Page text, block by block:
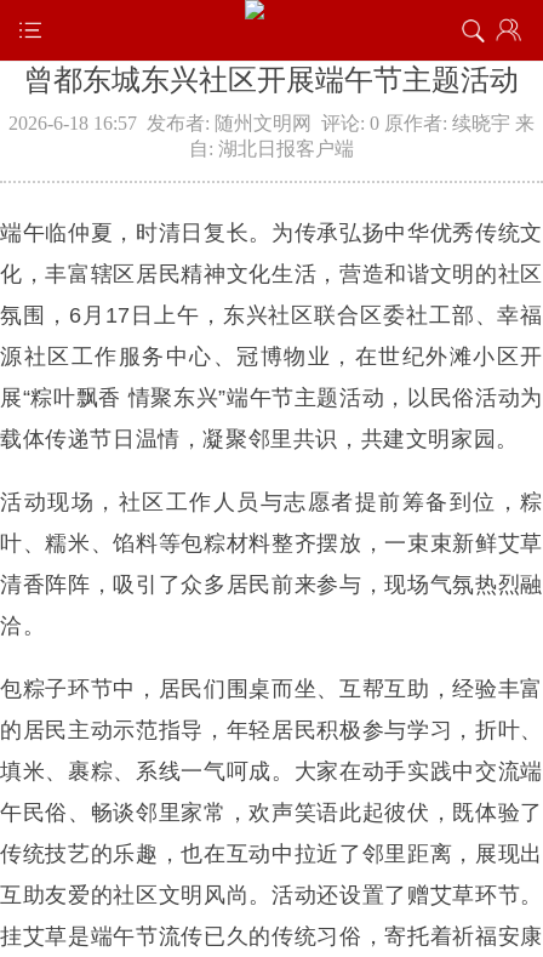
曾都东城东兴社区开展端午节主题活动
2026-6-18 16:57 发布者: 随州文明网 评论: 0 原作者: 续晓宇 来
自: 湖北日报客户端
端午临仲夏，时清日复长。为传承弘扬中华优秀传统文
化，丰富辖区居民精神文化生活，营造和谐文明的社区
氛围，6月17日上午，东兴社区联合区委社工部、幸福
源社区工作服务中心、冠博物业，在世纪外滩小区开
展“粽叶飘香 情聚东兴”端午节主题活动，以民俗活动为
载体传递节日温情，凝聚邻里共识，共建文明家园。
活动现场，社区工作人员与志愿者提前筹备到位，粽
叶、糯米、馅料等包粽材料整齐摆放，一束束新鲜艾草
清香阵阵，吸引了众多居民前来参与，现场气氛热烈融
洽。
包粽子环节中，居民们围桌而坐、互帮互助，经验丰富
的居民主动示范指导，年轻居民积极参与学习，折叶、
填米、裹粽、系线一气呵成。大家在动手实践中交流端
午民俗、畅谈邻里家常，欢声笑语此起彼伏，既体验了
传统技艺的乐趣，也在互动中拉近了邻里距离，展现出
互助友爱的社区文明风尚。活动还设置了赠艾草环节。
挂艾草是端午节流传已久的传统习俗，寄托着祈福安康